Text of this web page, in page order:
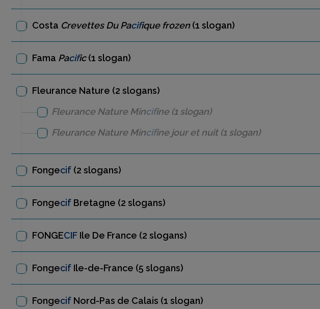
Costa Crevettes Du Pacifique frozen(1 slogan)
Fama Pacific(1 slogan)
Fleurance Nature (2 slogans)
Fleurance Nature Mincifine(1 slogan)
Fleurance Nature Mincifine jour et nuit(1 slogan)
Fongecif (2 slogans)
Fongecif Bretagne (2 slogans)
FONGECIF Ile De France (2 slogans)
Fongecif Ile-de-France (5 slogans)
Fongecif Nord-Pas de Calais (1 slogan)